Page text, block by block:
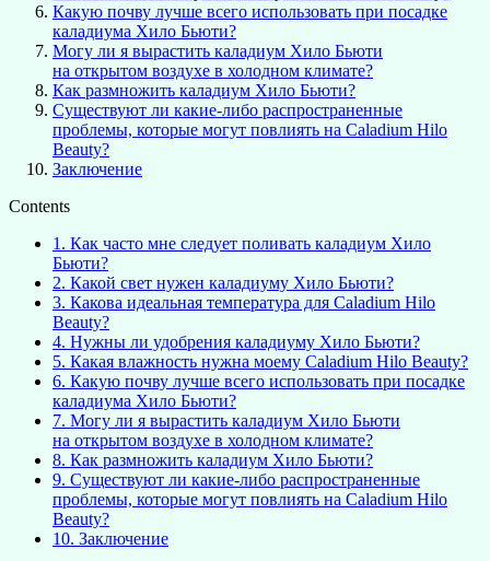
Какую почву лучше всего использовать при посадке
каладиума Хило Бьюти?
Могу ли я вырастить каладиум Хило Бьюти
на открытом воздухе в холодном климате?
Как размножить каладиум Хило Бьюти?
Существуют ли какие-либо распространенные
проблемы, которые могут повлиять на Caladium Hilo
Beauty?
Заключение
Contents
1. Как часто мне следует поливать каладиум Хило
Бьюти?
2. Какой свет нужен каладиуму Хило Бьюти?
3. Какова идеальная температура для Caladium Hilo
Beauty?
4. Нужны ли удобрения каладиуму Хило Бьюти?
5. Какая влажность нужна моему Caladium Hilo Beauty?
6. Какую почву лучше всего использовать при посадке
каладиума Хило Бьюти?
7. Могу ли я вырастить каладиум Хило Бьюти
на открытом воздухе в холодном климате?
8. Как размножить каладиум Хило Бьюти?
9. Существуют ли какие-либо распространенные
проблемы, которые могут повлиять на Caladium Hilo
Beauty?
10. Заключение